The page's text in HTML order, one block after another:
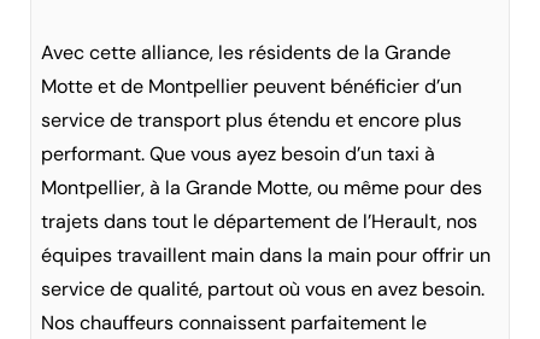
Avec cette alliance, les résidents de la Grande
Motte et de Montpellier peuvent bénéficier d’un
service de transport plus étendu et encore plus
performant. Que vous ayez besoin d’un taxi à
Montpellier, à la Grande Motte, ou même pour des
trajets dans tout le département de l’Herault, nos
équipes travaillent main dans la main pour offrir un
service de qualité, partout où vous en avez besoin.
Nos chauffeurs connaissent parfaitement le